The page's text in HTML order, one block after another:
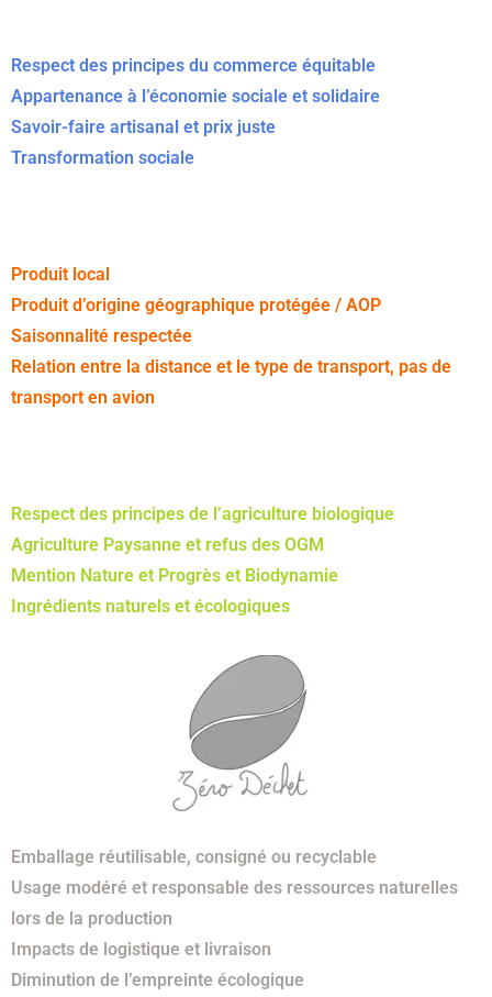
Respect des principes du commerce équitable
Appartenance à l’économie sociale et solidaire
Savoir-faire artisanal et prix juste
Transformation sociale
Produit local
Produit d’origine géographique protégée / AOP
Saisonnalité respectée
Relation entre la distance et le type de transport, pas de
transport en avion
Respect des principes de l’agriculture biologique
Agriculture Paysanne et refus des OGM
Mention Nature et Progrès et Biodynamie
Ingrédients naturels et écologiques
Emballage réutilisable, consigné ou recyclable
Usage modéré et responsable des ressources naturelles
lors de la production
Impacts de logistique et livraison
Diminution de l’empreinte écologique